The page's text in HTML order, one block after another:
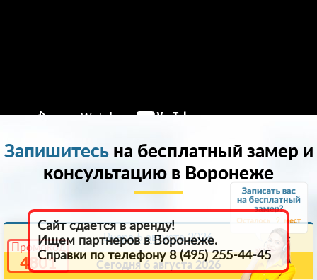
9
Промокод
4801
Запишитесьна бесплатный замер и
консультацию в Воронеже
Вчера 5 августа 2026
Сегодня 6 августа 2026
Сайт сдается в аренду!
Ищем партнеров в Воронеже.
Справки по телефону 8 (495) 255-44-45